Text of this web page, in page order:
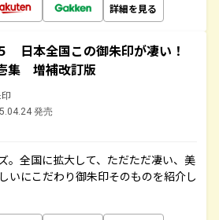
詳細を見る
日本全国この御朱印が凄い！
集 増補改訂版
発売
。全国に拡大して、ただただ凄い、美
いにこだわり御朱印そのものを紹介し